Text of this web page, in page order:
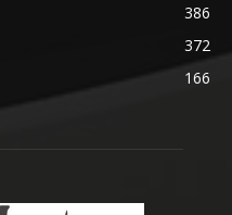
386
372
166